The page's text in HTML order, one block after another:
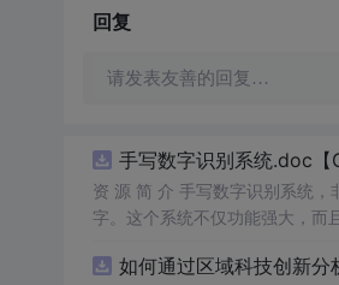
回复
请发表友善的回复…
手写数字识别系统.doc【
资 源 简 介 手写数字识别系统
字。这个系统不仅功能强大，而
便和实用的工具，你一定会喜欢
如何通过区域科技创新